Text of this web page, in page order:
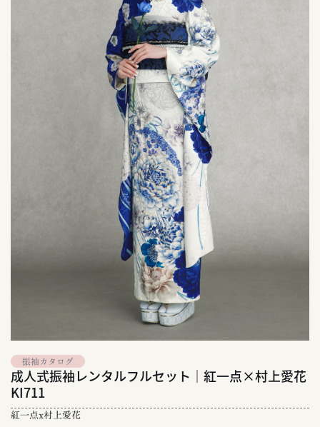
振袖カタログ
成人式振袖レンタルフルセット｜紅一点×村上愛花
KI711
紅一点x村上愛花